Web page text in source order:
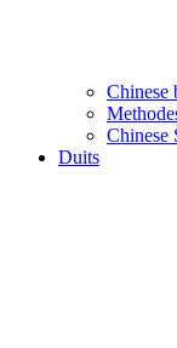
Chinese
Chinese
Duits